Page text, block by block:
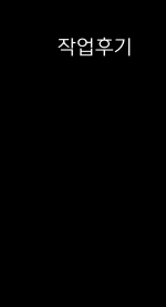
작업후기